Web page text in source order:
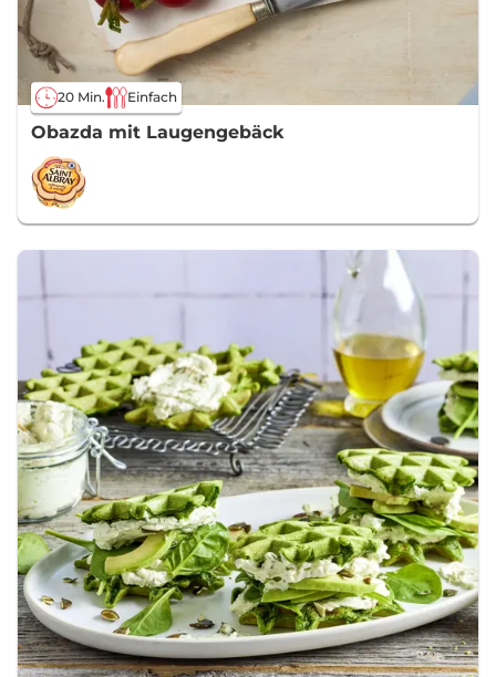
20 Min. Einfach
Obazda mit Laugengebäck